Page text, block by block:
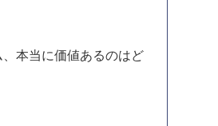
本当に価値あるのはど